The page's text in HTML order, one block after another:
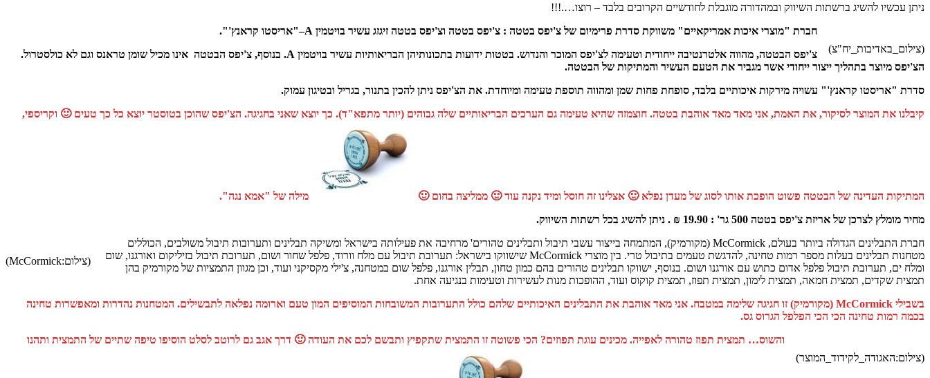
ניתן עכשיו להשיג ברשתות השיווק ובמהדורה מוגבלת לחודשיים הקרובים בלבד – רוצו….!!!
(צילום_באדיבות_יח"צ)
חברת "מוצרי איכות אמריקאיים" משווקת סדרת פרימיום של צ'יפס בטטה : צ'יפס בטטה וצ'יפס בטטה זיגזג עשיר בויטמין A–"אריסטו קראנץ'".
צ'יפס הבטטה, מהווה אלטרנטיבה ייחודית וטעימה לצ'יפס המוכר והנדוש. בטטות ידועות בתכונותיהן הבריאותיות עשיר בויטמין A. בנוסף, צ'יפס הבטטה אינו מכיל שומן טראנס וגם לא כולסטרול.
הצ'יפס מיוצר בתהליך ייצור ייחודי אשר מגביר את הטעם העשיר והמתיקות של הבטטה.
סדרת "אריסטו קראנץ'" עשויה מירקות איכותיים בלבד, סופחת פחות שמן ומהווה תוספת טעימה ומיוחדת. את הצ'יפס ניתן להכין בתנור, בגריל ובטיגון עמוק.
קיבלנו את המוצר לסיקור, את האמת, אני מאד מאד אוהבת בטטה. חוצמזה שהיא טעימה גם הערכים הבריאותיים שלה גבוהים (יותר מתפא"ד). כך יוצא שאני בחגיגה. הצ'יפס שהוכן בטוסטר יוצא כל כך טעים 🙂 וקריספי,
המתיקות העדינה של הבטטה פשוט הופכת אותו לסוג של מעדן נפלא 🙂 אצלינו זה חוסל ומיד נקנה עוד 🙂 ממליצה בחום 🙂
מילה של "אמא נגה".
מחיר מומלץ לצרכן של אריזת צ'יפס בטטה 500 גר' : 19.90 ₪ . ניתן להשיג בכל רשתות השיווק.
(צילום:McCormick)
חברת התבלינים הגדולה ביותר בעולם, McCormick (מקורמיק), המתמחה בייצור עשבי תיבול ותבלינים טהורים' מרחיבה את פעילותה בישראל ומשיקה תבלינים ותערובות תיבול משולבים, הכוללים
מטחנות תבלינים בעלות מספר רמות טחינה, להדגשת טעמים בתיבול טרי. בין מוצרי McCormick שישווקו בישראל: תערובת תיבול עם מלח וורוד, פלפל שחור ושום, תערובת תיבול בזיליקום ואורגנו, שום
ומלח ים, תערובת תיבול פלפל אדום כתוש עם אורגנו ושום. בנוסף, ישווקו תבלינים טהורים בהם כמון טחון, תבלין אורגנו, פלפל שום במטחנה, צ'ילי מקסיקני ועוד, וכן מגוון התמציות של מקורמיק בהן
תמצית שקדים, תמצית חמאה, תמצית לימון, תמצית תפוז, תמצית קוקוס ועוד, ההופכות מנות לעשירות וטעימות בנגיעה אחת.
בשבילי McCormick (מקורמיק) זו חגיגה שלימה במטבח. אני מאד אוהבת את התבלינים האיכותיים שלהם כולל התערובות המשובחות המוסיפים המון טעם וארומה נפלאה לתבשילים. המטחנות נהדרות ומאפשרות טחינה
בכמה רמות טחינה הכי הכי הפלפל הגרוס גס.
(צילום:האגודה_לקידוד_המוצר)
והשוס… תמצית תפוז טהורה לאפייה. מכינים עוגת תפוזים? הכי פשוטה זו התמצית שתקפיץ ותבשם לכם את העודה 🙂 דרך אגב גם לרוטב לסלט הוסיפו טיפה שתיים של התמצית ותהנו